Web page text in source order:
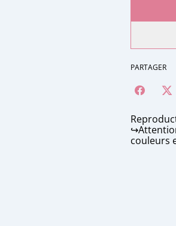
PARTAGER
couleurs